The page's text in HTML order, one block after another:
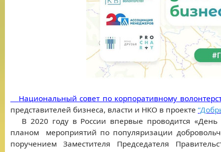
Национальный совет по корпоративному
представителей бизнеса, власти и НКО в проекте
В 2020 году в России впервые проводится «День
планом мероприятий по популяризации
поручением Заместителя Председателя